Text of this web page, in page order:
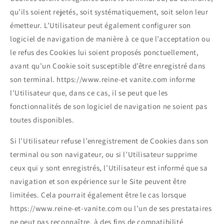
qu’ils soient rejetés, soit systématiquement, soit selon leur
émetteur. L’Utilisateur peut également configurer son
logiciel de navigation de manière à ce que l’acceptation ou
le refus des Cookies lui soient proposés ponctuellement,
avant qu’un Cookie soit susceptible d’être enregistré dans
son terminal. https://www.reine-et vanite.com informe
l’Utilisateur que, dans ce cas, il se peut que les
fonctionnalités de son logiciel de navigation ne soient pas
toutes disponibles.
Si l’Utilisateur refuse l’enregistrement de Cookies dans son
terminal ou son navigateur, ou si l’Utilisateur supprime
ceux qui y sont enregistrés, l’Utilisateur est informé que sa
navigation et son expérience sur le Site peuvent être
limitées. Cela pourrait également être le cas lorsque
https://www.reine-et-vanite.com ou l’un de ses prestataires
ne peut pas reconnaître, à des fins de compatibilité